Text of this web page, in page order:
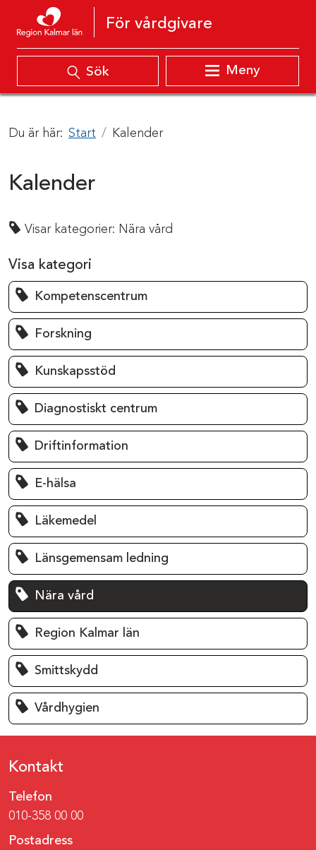
Hoppa till innehåll
För vårdgivare
Sök Meny
Du är här: Start Kalender
Kalender
Visar kategorier: Nära vård
Visa kategori
Kompetenscentrum
Forskning
Kunskapsstöd
Diagnostiskt centrum
Driftinformation
E-hälsa
Läkemedel
Länsgemensam ledning
Nära vård
Region Kalmar län
Smittskydd
Vårdhygien
Kontakt
Telefon
010-358 00 00
Postadress